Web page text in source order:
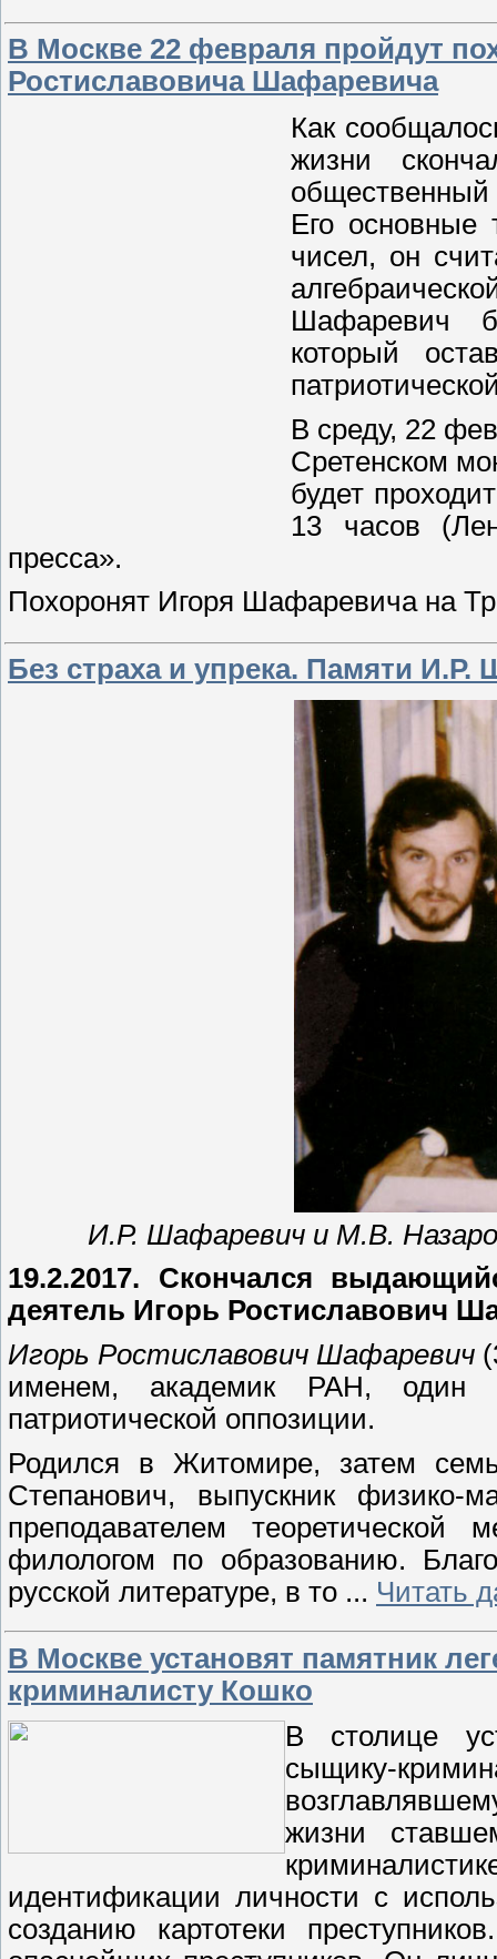
В Москве 22 февраля пройдут
Ростиславовича Шафаревича
Как
жизни
общественный
Его
чисел, он
Шафаревич
который
В среду, 22
Сретенском
будет
13 часов
пресса».
Похоронят Игоря Шафаревича на
Без страха и упрека. Памяти И.Р.
И.Р. Шафаревич и М.В.
19.2.2017. Скончался
деятель Игорь Ростиславович
Игорь Ростиславович Шафаревич
именем, академик РАН, один
патриотической оппозиции.
Родился в Житомире, затем
Степанович, выпускник физико-
преподавателем
филологом по образованию.
русской литературе, в то ... Читать
В Москве установят памятник
криминалисту Кошко
В столице
сыщику-
жизни
идентификации личности с
созданию картотеки